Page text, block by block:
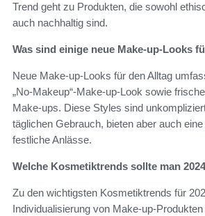
Trend geht zu Produkten, die sowohl
auch nachhaltig sind.
Was sind einige neue Make-up-Looks
Neue Make-up-Looks für den Alltag
„No-Makeup“-Make-up-Look sowie
Make-ups. Diese Styles sind
täglichen Gebrauch, bieten aber auch
festliche Anlässe.
Welche Kosmetiktrends sollte man
Zu den wichtigsten Kosmetiktrends für
Individualisierung von Make-up-